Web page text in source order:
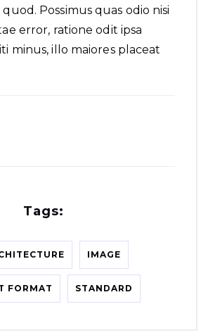
Possimus quas odio nisi
error, ratione odit ipsa
minus, illo maiores placeat
Tags:
IMAGE
FORMAT STANDARD